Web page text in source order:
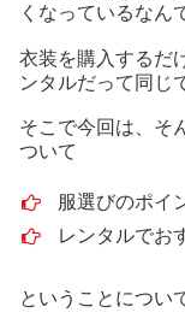
くなっているなん
衣装を購入するだ
ンタルだって同じ
そこで今回は、そ
ついて
服選びのポイ
レンタルでお
ということについ